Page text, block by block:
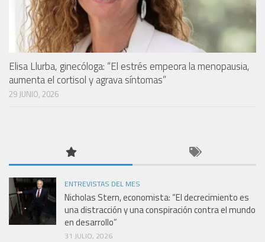
Elisa Llurba, ginecóloga: “El estrés empeora la menopausia,
aumenta el cortisol y agrava síntomas”
29 JUNIO, 2026
ENTREVISTAS DEL MES
Nicholas Stern, economista: “El decrecimiento es
una distracción y una conspiración contra el mundo
en desarrollo”
31 JULIO, 2026